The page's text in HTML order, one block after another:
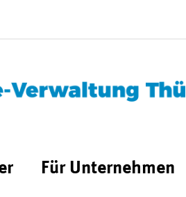
Für Unternehmen